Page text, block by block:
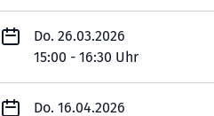
Do. 26.03.2026
15:00 - 16:30 Uhr
Do. 16.04.2026